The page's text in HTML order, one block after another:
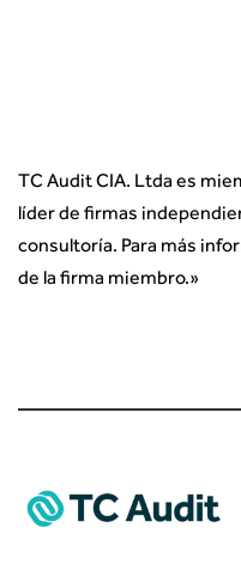
TC Audit CIA. Ltda es
líder de firmas
consultoría. Para más
de la firma miembro.»